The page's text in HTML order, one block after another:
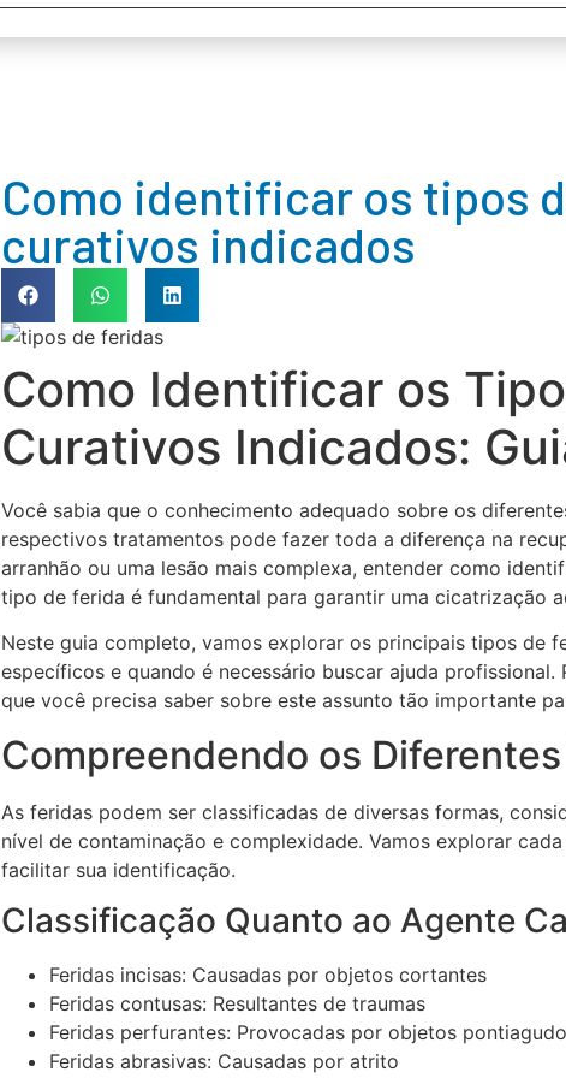
Como identificar os tipos
curativos indicados
Como Identificar os
Curativos Indicados:
Você sabia que o conhecimento adequado sobre os
respectivos tratamentos pode fazer toda a diferença na
arranhão ou uma lesão mais complexa, entender como
tipo de ferida é fundamental para garantir uma cicatrização
Neste guia completo, vamos explorar os principais tipos de
específicos e quando é necessário buscar ajuda
que você precisa saber sobre este assunto tão importante
Compreendendo os
As feridas podem ser classificadas de diversas formas,
nível de contaminação e complexidade. Vamos explorar
facilitar sua identificação.
Classificação Quanto ao Agente
Feridas incisas: Causadas por objetos cortantes
Feridas contusas: Resultantes de traumas
Feridas perfurantes: Provocadas por objetos
Feridas abrasivas: Causadas por atrito